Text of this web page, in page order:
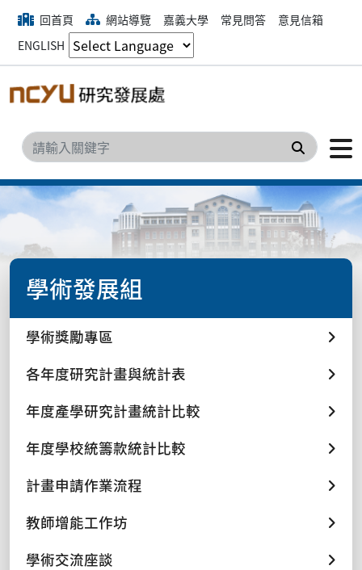
回首頁 網站導覽 嘉義大學 常見問答
意見信箱
ENGLISH
搜尋
學術發展組
學術獎勵專區
各年度研究計畫與統計表
年度產學研究計畫統計比較
年度學校統籌款統計比較
計畫申請作業流程
教師增能工作坊
學術交流座談